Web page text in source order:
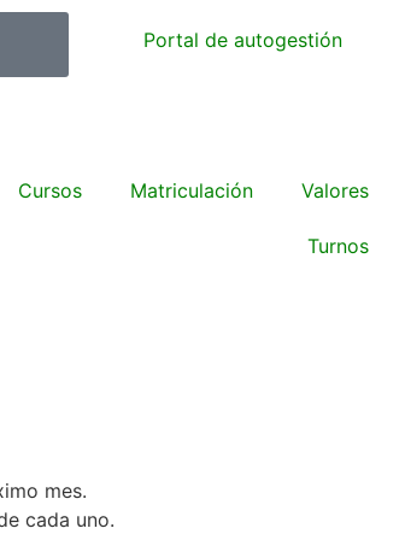
Portal de autogestión
Cursos Matriculación Valores
Turnos
mes.
cada uno.